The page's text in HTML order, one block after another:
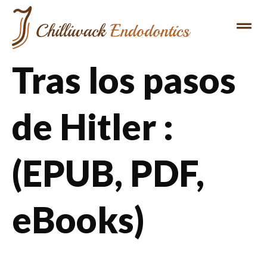
Tras los pasos
de Hitler :
(EPUB, PDF,
eBooks)